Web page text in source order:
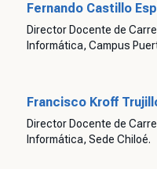
Fernando Castillo
Director Docente de
Informática, Campus
Francisco Kroff
Director Docente de
Informática, Sede Chiloé.